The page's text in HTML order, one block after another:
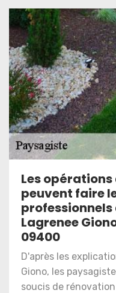
Les
peuvent faire
Lagrenee
09400
D'après les
Giono, les
soucis de